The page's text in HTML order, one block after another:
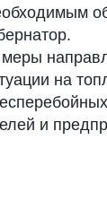
на
и